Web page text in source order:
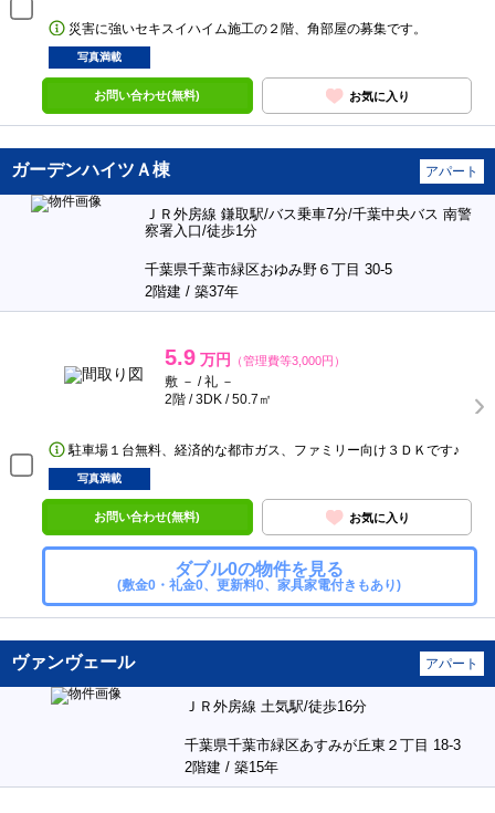
災害に強いセキスイハイム施工の２階、角部屋の募集です。
写真満載
お問い合わせ(無料) お気に入り
ガーデンハイツＡ棟 アパート
ＪＲ外房線 鎌取駅/バス乗車7分/千葉中央バス 南警
察署入口/徒歩1分
千葉県千葉市緑区おゆみ野６丁目 30-5
2階建 / 築37年
5.9 万円 （管理費等3,000円）
敷 － / 礼 －
2階 / 3DK / 50.7㎡
駐車場１台無料、経済的な都市ガス、ファミリー向け３ＤＫです♪
写真満載
お問い合わせ(無料) お気に入り
ダブル0の物件を見る
(敷金0・礼金0、更新料0、家具家電付きもあり)
ヴァンヴェール アパート
ＪＲ外房線 土気駅/徒歩16分
千葉県千葉市緑区あすみが丘東２丁目 18-3
2階建 / 築15年